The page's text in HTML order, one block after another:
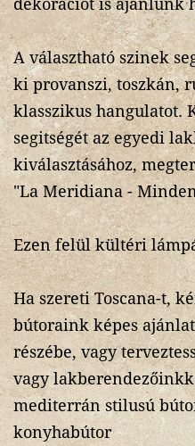
A választható szinek
ki provanszi, toszkán,
klasszikus hangulatot.
segitségét az egyedi
kiválasztásához,
"La Meridiana -
Ezen felül kültéri
Ha szereti Toscana-t,
bútoraink képes
részébe, vagy
vagy
mediterrán stilusú
konyhabútor